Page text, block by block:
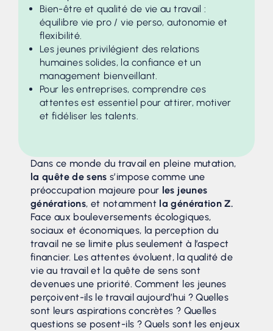
Bien-être et qualité de vie au travail :
équilibre vie pro / vie perso, autonomie et
flexibilité.
Les jeunes privilégient des relations
humaines solides, la confiance et un
management bienveillant.
Pour les entreprises, comprendre ces
attentes est essentiel pour attirer, motiver
et fidéliser les talents.
Dans ce monde du travail en pleine mutation,
la quête de sens s’impose comme une
préoccupation majeure pour les jeunes
générations, et notamment la génération Z.
Face aux bouleversements écologiques,
sociaux et économiques, la perception du
travail ne se limite plus seulement à l’aspect
financier. Les attentes évoluent, la qualité de
vie au travail et la quête de sens sont
devenues une priorité. Comment les jeunes
perçoivent-ils le travail aujourd’hui ? Quelles
sont leurs aspirations concrètes ? Quelles
questions se posent-ils ? Quels sont les enjeux